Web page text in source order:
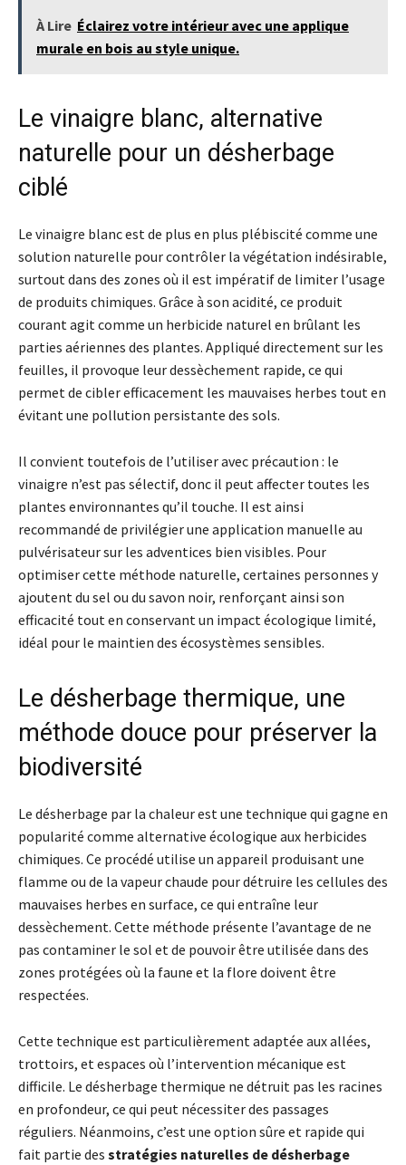
À Lire Éclairez votre intérieur avec une applique
murale en bois au style unique.
Le vinaigre blanc, alternative
naturelle pour un désherbage
ciblé
Le vinaigre blanc est de plus en plus plébiscité comme une
solution naturelle pour contrôler la végétation indésirable,
surtout dans des zones où il est impératif de limiter l’usage
de produits chimiques. Grâce à son acidité, ce produit
courant agit comme un herbicide naturel en brûlant les
parties aériennes des plantes. Appliqué directement sur les
feuilles, il provoque leur dessèchement rapide, ce qui
permet de cibler efficacement les mauvaises herbes tout en
évitant une pollution persistante des sols.
Il convient toutefois de l’utiliser avec précaution : le
vinaigre n’est pas sélectif, donc il peut affecter toutes les
plantes environnantes qu’il touche. Il est ainsi
recommandé de privilégier une application manuelle au
pulvérisateur sur les adventices bien visibles. Pour
optimiser cette méthode naturelle, certaines personnes y
ajoutent du sel ou du savon noir, renforçant ainsi son
efficacité tout en conservant un impact écologique limité,
idéal pour le maintien des écosystèmes sensibles.
Le désherbage thermique, une
méthode douce pour préserver la
biodiversité
Le désherbage par la chaleur est une technique qui gagne en
popularité comme alternative écologique aux herbicides
chimiques. Ce procédé utilise un appareil produisant une
flamme ou de la vapeur chaude pour détruire les cellules des
mauvaises herbes en surface, ce qui entraîne leur
dessèchement. Cette méthode présente l’avantage de ne
pas contaminer le sol et de pouvoir être utilisée dans des
zones protégées où la faune et la flore doivent être
respectées.
Cette technique est particulièrement adaptée aux allées,
trottoirs, et espaces où l’intervention mécanique est
difficile. Le désherbage thermique ne détruit pas les racines
en profondeur, ce qui peut nécessiter des passages
réguliers. Néanmoins, c’est une option sûre et rapide qui
fait partie des stratégies naturelles de désherbage